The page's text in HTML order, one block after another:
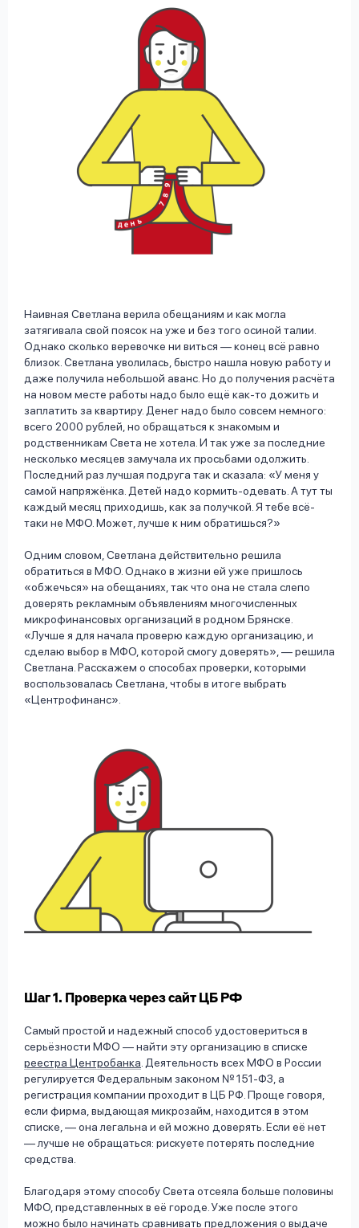
Наивная Светлана верила обещаниям и как могла
затягивала свой поясок на уже и без того осиной талии.
Однако сколько веревочке ни виться — конец всё равно
близок. Светлана уволилась, быстро нашла новую работу и
даже получила небольшой аванс. Но до получения расчёта
на новом месте работы надо было ещё как-то дожить и
заплатить за квартиру. Денег надо было совсем немного:
всего 2000 рублей, но обращаться к знакомым и
родственникам Света не хотела. И так уже за последние
несколько месяцев замучала их просьбами одолжить.
Последний раз лучшая подруга так и сказала: «У меня у
самой напряжёнка. Детей надо кормить-одевать. А тут ты
каждый месяц приходишь, как за получкой. Я тебе всё-
таки не МФО. Может, лучше к ним обратишься?»
Одним словом, Светлана действительно решила
обратиться в МФО. Однако в жизни ей уже пришлось
«обжечься» на обещаниях, так что она не стала слепо
доверять рекламным объявлениям многочисленных
микрофинансовых организаций в родном Брянске.
«Лучше я для начала проверю каждую организацию, и
сделаю выбор в МФО, которой смогу доверять», — решила
Светлана. Расскажем о способах проверки, которыми
воспользовалась Светлана, чтобы в итоге выбрать
«Центрофинанс».
Шаг 1. Проверка через сайт ЦБ РФ
Самый простой и надежный способ удостовериться в
серьёзности МФО — найти эту организацию в списке
реестра Центробанка. Деятельность всех МФО в России
регулируется Федеральным законом № 151-ФЗ, а
регистрация компании проходит в ЦБ РФ. Проще говоря,
если фирма, выдающая микрозайм, находится в этом
списке, — она легальна и ей можно доверять. Если её нет
— лучше не обращаться: рискуете потерять последние
средства.
Благодаря этому способу Света отсеяла больше половины
МФО, представленных в её городе. Уже после этого
можно было начинать сравнивать предложения о выдаче